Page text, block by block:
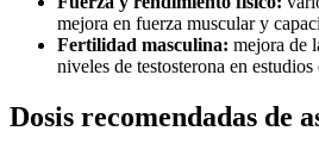
mejora en fuerza muscular y
Fertilidad masculina: mejora de
niveles de testosterona en
Dosis recomendadas de